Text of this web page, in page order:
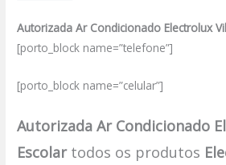
Autorizada Ar Condicionado Electrolux
[porto_block name=”telefone”]
[porto_block name=”celular”]
Autorizada Ar Condicionado
Escolartodos os produtos